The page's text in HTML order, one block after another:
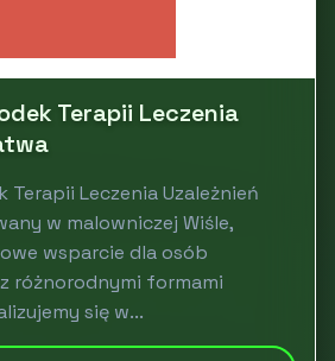
Terapii Leczenia
Terapii Leczenia Uzależnień
w malowniczej Wiśle,
wsparcie dla osób
różnorodnymi formami
się w...